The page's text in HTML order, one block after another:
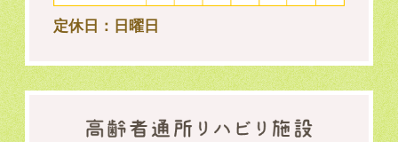
定休日：日曜日